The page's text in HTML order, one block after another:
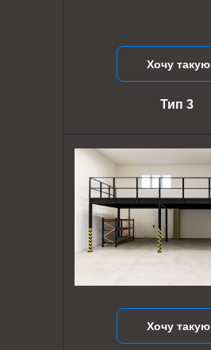
Хочу такую
Хочу такую
Тип 3